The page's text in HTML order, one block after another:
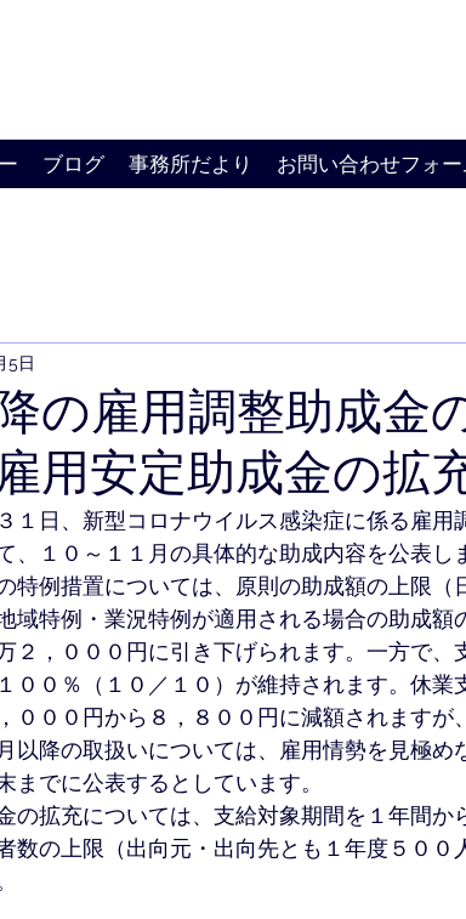
ブログ 事務所だより お問い合わせフォー
の雇用調整助成金
用安定助成金の拡
5日
日、新型コロナウイルス感染症に係る雇用
、１０～１１月の具体的な助成内容を公表し
例措置については、原則の助成額の上限（
域特例・業況特例が適用される場合の助成額
２，０００円に引き下げられます。一方で、
００％（１０／１０）が維持されます。休業
０００円から８，８００円に減額されますが
以降の取扱いについては、雇用情勢を見極め
までに公表するとしています。
拡充については、支給対象期間を１年間か
数の上限（出向元・出向先とも１年度５００